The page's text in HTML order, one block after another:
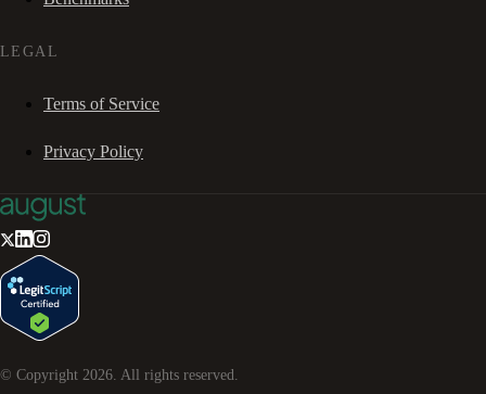
LEGAL
Terms of Service
Privacy Policy
© Copyright 2026 . All rights reserved.